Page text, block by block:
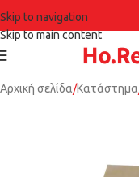
Skip to navigation
Skip to main content
Αρχική σελίδα Κατάστημα